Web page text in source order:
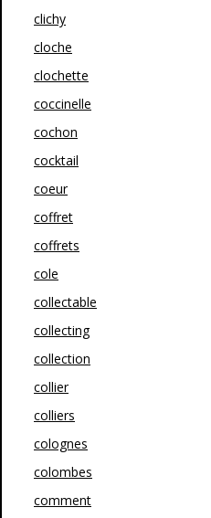
clichy
cloche
clochette
coccinelle
cochon
cocktail
coeur
coffret
coffrets
cole
collectable
collecting
collection
collier
colliers
colognes
colombes
comment